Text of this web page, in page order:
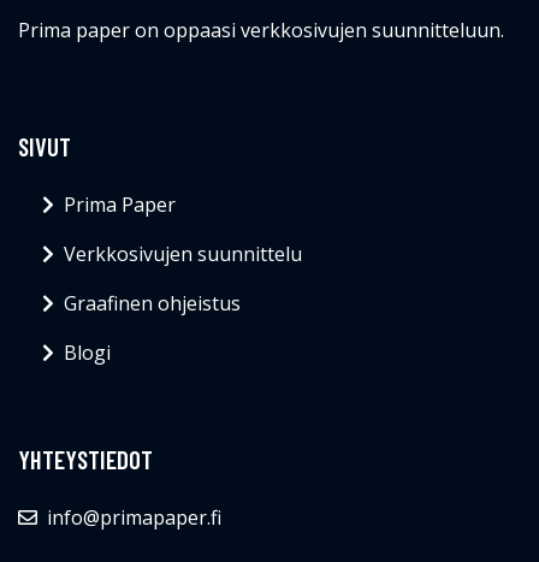
Prima paper on oppaasi verkkosivujen suunnitteluun.
SIVUT
Prima Paper
Verkkosivujen suunnittelu
Graafinen ohjeistus
Blogi
YHTEYSTIEDOT
info@primapaper.fi